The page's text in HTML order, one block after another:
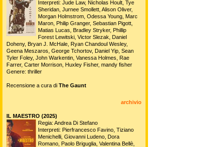
Interpreti: Jude Law, Nicholas Hoult, Tye
Sheridan, Jurnee Smollett, Alison Oliver,
Morgan Holmstrom, Odessa Young, Marc
Maron, Philip Granger, Sebastian Pigott,
Matias Lucas, Bradley Stryker, Phillip
Forest Lewitski, Victor Slezak, Daniel
Doheny, Bryan J. McHale, Ryan Chandoul Wesley,
Geena Meszaros, George Tchortov, Daniel Yip, Sean
Tyler Foley, John Warkentin, Vanessa Holmes, Rae
Farrer, Carter Morrison, Huxley Fisher, mandy fisher
Genere: thriller
Recensione a cura di The Gaunt
archivio
IL MAESTRO (2025)
Regia: Andrea Di Stefano
Interpreti: Pierfrancesco Favino, Tiziano
Menichelli, Giovanni Ludeno, Dora
Romano, Paolo Briguglia, Valentina Bellè,